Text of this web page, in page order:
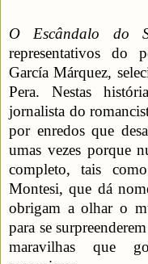
O Escândalo do
representativos do
García Márquez,
Pera. Nestas
jornalista do
por enredos que
umas vezes porque
completo, tais
Montesi, que dá
obrigam a olhar o
para se
maravilhas que